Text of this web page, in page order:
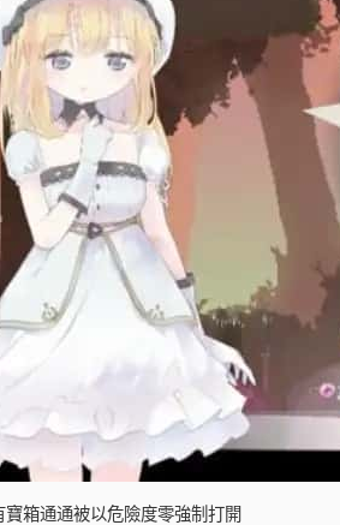
箱通通被以危險度零強制打開